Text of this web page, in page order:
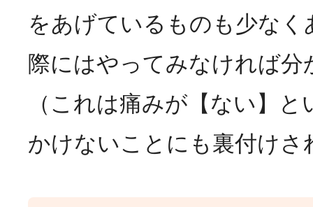
をあげているものも少な
際にはやってみなければ分
（これは痛みが【ない】
かけないことにも裏付けさ